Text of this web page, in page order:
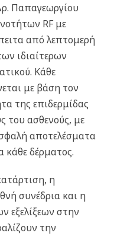
Παπαγεωργίου
RF με
από λεπτομερή
ιδιαίτερων
Κάθε
με βάση τον
της επιδερμίδας
του ασθενούς, με
αποτελέσματα
κάθε δέρματος.
η
συνέδρια και η
εξελίξεων στην
την